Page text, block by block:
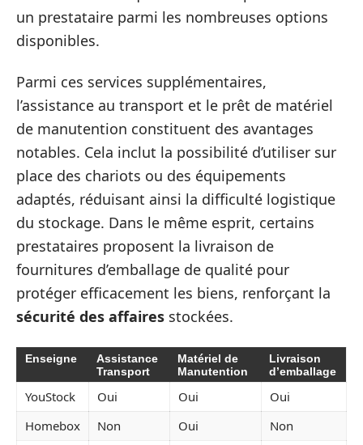
un prestataire parmi les nombreuses options
disponibles.
Parmi ces services supplémentaires,
l’assistance au transport et le prêt de matériel
de manutention constituent des avantages
notables. Cela inclut la possibilité d’utiliser sur
place des chariots ou des équipements
adaptés, réduisant ainsi la difficulté logistique
du stockage. Dans le même esprit, certains
prestataires proposent la livraison de
fournitures d’emballage de qualité pour
protéger efficacement les biens, renforçant la
sécurité des affaires stockées.
Enseigne
Assistance
Transport
Matériel de
Manutention
Livraison
d’emballage
YouStock Oui Oui
Oui
Homebox
Non Oui
Non